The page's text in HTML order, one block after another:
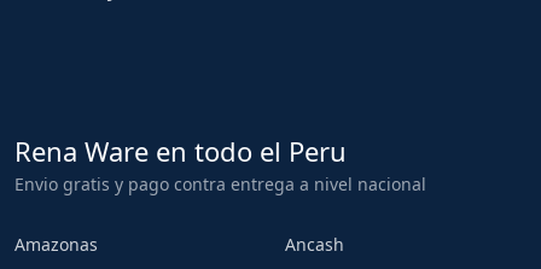
Rena Ware en todo el Peru
Envio gratis y pago contra entrega a nivel nacional
Amazonas
Ancash